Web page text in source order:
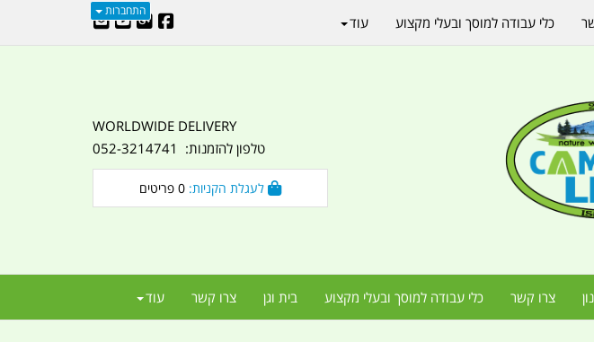
התחברות
WORLDWIDE DELIVERY
טלפון להזמנות: 052-3214741
0
צרו קשר כלי עבודה למוסך ובעלי מקצוע בית וגן צרו קשר עוד
כלי עבודה למוסך ובעלי מקצוע עוד